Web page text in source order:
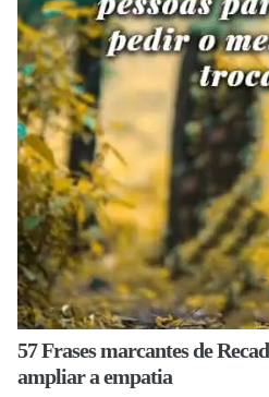
57 Frases marcantes de
ampliar a empatia